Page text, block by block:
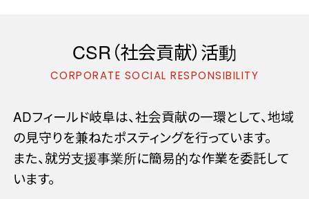
CSR（社会貢献）活動
ADフィールド岐阜は、社会貢献の一環として、地域
の見守りを兼ねたポスティングを行っています。
また、就労支援事業所に簡易的な作業を委託して
います。